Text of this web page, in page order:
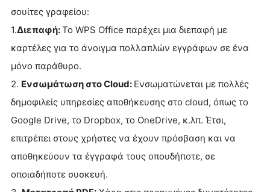
σουίτες γραφείου:
1.Διεπαφή:Το WPS Office παρέχει μια διεπαφή με
καρτέλες για το άνοιγμα πολλαπλών εγγράφων σε ένα
μόνο παράθυρο.
2. Ενσωμάτωση στο Cloud: Ενσωματώνεται με πολλές
δημοφιλείς υπηρεσίες αποθήκευσης στο cloud, όπως το
Google Drive, το Dropbox, το OneDrive, κ.λπ. Έτσι,
επιτρέπει στους χρήστες να έχουν πρόσβαση και να
αποθηκεύουν τα έγγραφά τους οπουδήποτε, σε
οποιαδήποτε συσκευή.